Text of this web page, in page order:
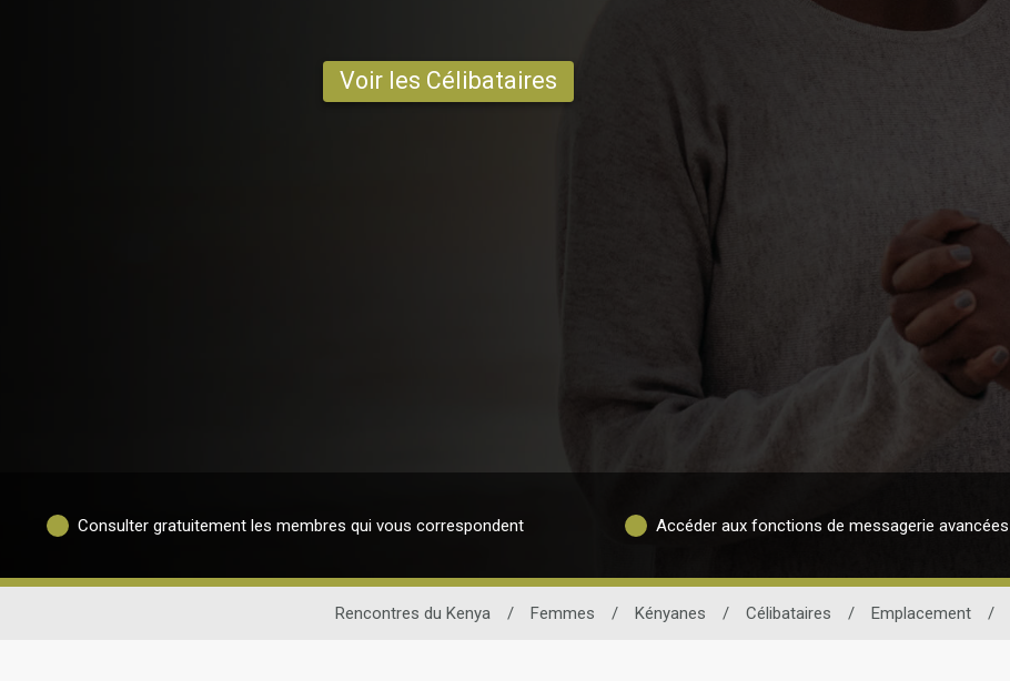
Voir les Célibataires
Consulter gratuitement les membres qui vous correspondent Accéder aux fonctions de messagerie avancées
Rencontres du Kenya / Femmes / Kényanes / Célibataires / Emplacement /